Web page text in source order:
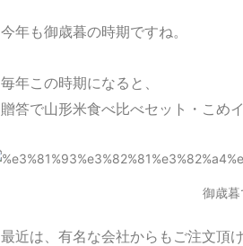
今年も御歳暮の時期ですね。
毎年この時期になると、
贈答で山形米食べ比べセット・こめ
御歳
最近は、有名な会社からもご注文頂